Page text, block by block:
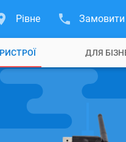
Рівне Замовити
ДЛЯ